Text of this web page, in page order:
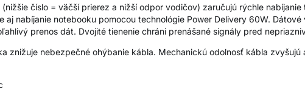
číslo = väčší prierez a nižší odpor vodičov) zaručujú rýchle
aj nabíjanie notebooku pomocou technológie Power Delivery 60W.
prenos dát. Dvojité tienenie chráni prenášané signály pred
znižuje nebezpečné ohýbanie kábla. Mechanickú odolnosť kábla zvyšujú